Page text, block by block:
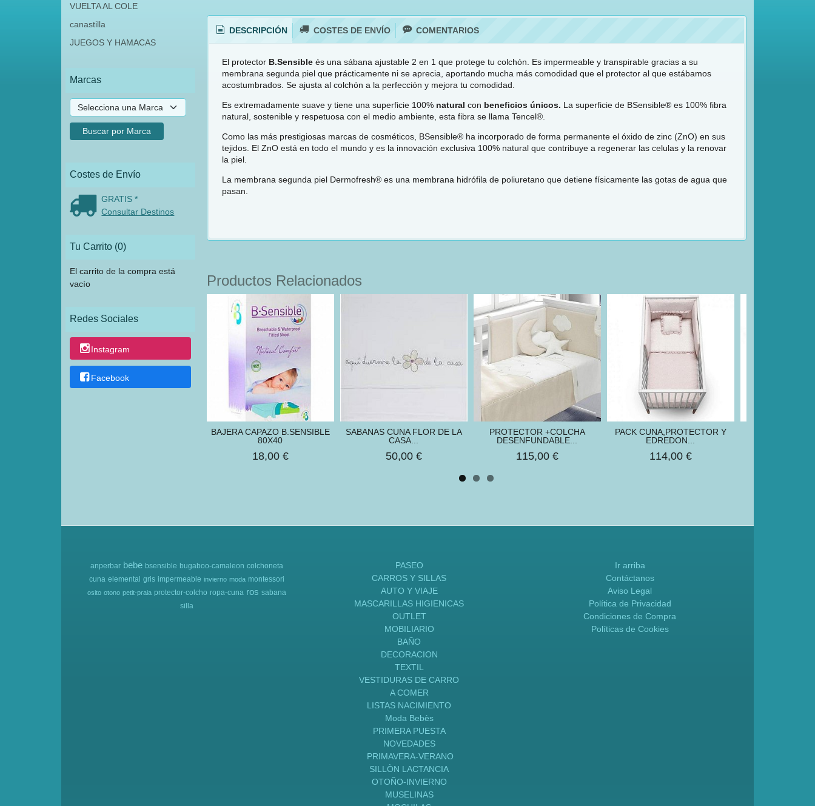
VUELTA AL COLE
canastilla
JUEGOS Y HAMACAS
Marcas
Costes de Envío
GRATIS *
Consultar Destinos
Tu Carrito (0)
El carrito de la compra está
vacío
Redes Sociales
Instagram
Facebook
DESCRIPCIÓN COSTES DE ENVÍO COMENTARIOS
El protector B.Sensibleés una sábana ajustable 2 en 1 que protege tu colchón. Es impermeable y transpirable gracias a su
membrana segunda piel que prácticamente ni se aprecia, aportando mucha más comodidad que el protector al que estábamos
acostumbrados. Se ajusta al colchón a la perfección y mejora tu comodidad.
Es extremadamente suave y tiene una superficie 100% natural con beneficios únicos. La superficie de BSensible® es 100% fibra
natural, sostenible y respetuosa con el medio ambiente, esta fibra se llama Tencel®.
Como las más prestigiosas marcas de cosméticos, BSensible® ha incorporado de forma permanente el óxido de zinc (ZnO) en sus
tejidos. El ZnO está en todo el mundo y es la innovación exclusiva 100% natural que contribuye a regenerar las celulas y la renovar
la piel.
La membrana segunda piel Dermofresh® es una membrana hidrófila de poliuretano que detiene físicamente las gotas de agua que
pasan.
Productos Relacionados
BAJERA CAPAZO B.SENSIBLE
80X40
18,00 €
SABANAS CUNA FLOR DE LA
CASA...
50,00 €
PROTECTOR +COLCHA
DESENFUNDABLE...
115,00 €
PACK CUNA,PROTECTOR Y
EDREDON...
114,00 €
anperbar bebe bsensible bugaboo-camaleon colchoneta
cuna elemental gris impermeable invierno moda montessori
osito otono petit-praia protector-colcho ropa-cuna ros sabana
silla
PASEO
CARROS Y SILLAS
AUTO Y VIAJE
MASCARILLAS HIGIENICAS
OUTLET
MOBILIARIO
BAÑO
DECORACION
TEXTIL
VESTIDURAS DE CARRO
A COMER
LISTAS NACIMIENTO
Moda Bebès
PRIMERA PUESTA
NOVEDADES
PRIMAVERA-VERANO
SILLÒN LACTANCIA
OTOÑO-INVIERNO
MUSELINAS
Ir arriba
Contáctanos
Aviso Legal
Política de Privacidad
Condiciones de Compra
Políticas de Cookies